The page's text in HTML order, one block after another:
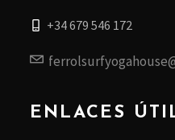
+34 679 546 172
ENLACES